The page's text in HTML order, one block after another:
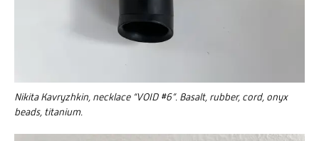
Nikita Kavryzhkin, necklace “VOID #6”. Basalt, rubber, cord, onyx
beads, titanium.